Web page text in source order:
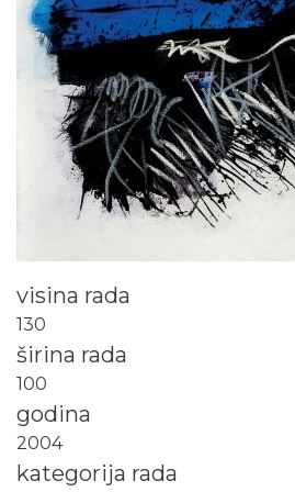
visina rada
130
širina rada
100
godina
2004
kategorija rada